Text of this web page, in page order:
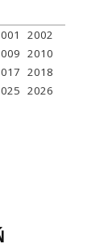
2002
2010
2018
2026